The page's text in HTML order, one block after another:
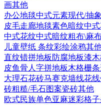
画其他
办公地毯中式元素现代/抽象
皮毛走廊地毯素色暗纹中
中式花纹中式暗纹粗布\麻
儿童壁纸 条纹彩绘涂鸦其
直纹错拼地板 防腐地板漆木
皮鱼骨人字拼地板木格栅
大理石花砖马赛克墙线花线
砖粗糙/毛石图案瓷砖其他
欧式民族单色亚麻迷彩格